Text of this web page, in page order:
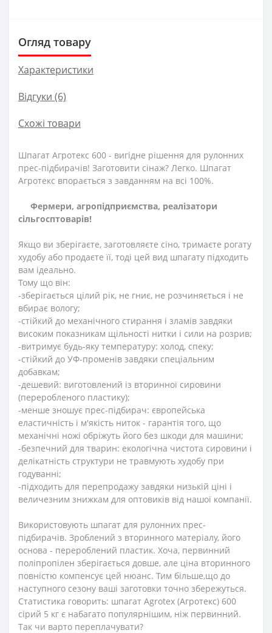
Огляд товару
Характеристики
Відгуки (6)
Схожі товари
Шпагат Агротекс 600 - вигідне рішення для рулонних
прес-підбирачів! Заготовити сінаж? Легко. Шпагат
Агротекс впорається з завданням на всі 100%.
Фермери, агропідприємства, реалізатори
сільгосптоварів!
Якщо ви зберігаєте, заготовляєте сіно, тримаєте рогату
худобу або продаєте її, тоді цей вид шпагату підходить
вам ідеально.
Тому що він:
-зберігається цілий рік, не гниє, не розчиняється і не
вбирає вологу;
-стійкий до механічного стирання і зламів завдяки
високим показникам щільності нитки і сили на розрив;
-витримує будь-яку температуру: холод, спеку;
-стійкий до УФ-променів завдяки спеціальним
добавкам;
-дешевий: виготовлений із вторинної сировини
(переробленого пластику);
-менше зношує прес-підбирач: європейська
еластичність і м'якість ниток - гарантія того, що
механічні ножі обріжуть його без шкоди для машини;
-безпечний для тварин: екологічна чистота сировини і
делікатність структури не травмують худобу при
годуванні;
-підходить для перепродажу завдяки низькій ціні і
величезним знижкам для оптовиків від нашої компанії.
Використовують шпагат для рулонних прес-
підбирачів. Зроблений з вторинного матеріалу, його
основа - перероблений пластик. Хоча, первинний
поліпропілен зберігається довше, але ціна вторинного
повністю компенсує цей нюанс. Тим більше,що до
наступного сезону ваші заготовки точно збережуться.
Статистика говорить: шпагат Agrotex (Агротекс) 600
сірий 5 кг є набагато популярнішим, ніж первинний.
Так чи варто переплачувати?